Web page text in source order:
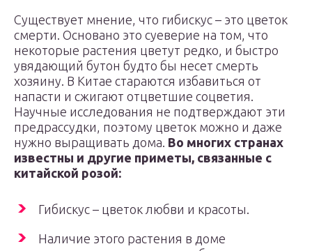
Существует мнение, что гибискус – это цветок
смерти. Основано это суеверие на том, что
некоторые растения цветут редко, и быстро
увядающий бутон будто бы несет смерть
хозяину. В Китае стараются избавиться от
напасти и сжигают отцветшие соцветия.
Научные исследования не подтверждают эти
предрассудки, поэтому цветок можно и даже
нужно выращивать дома. Во многих странах
известны и другие приметы, связанные с
китайской розой:
Гибискус – цветок любви и красоты.
Наличие этого растения в доме